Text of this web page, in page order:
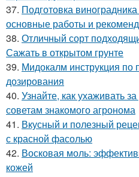
37. Подготовка
основные работы и
38. Отличный сорт
Сажать в открытом грунте
39. Мидокалм инструкция
дозирования
40. Узнайте, как ухаживать
советам знакомого агронома
41. Вкусный и полезный
с красной фасолью
42. Восковая моль:
кожей